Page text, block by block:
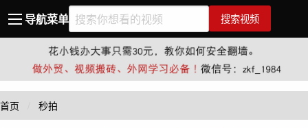
导航菜单 搜索视频
首页 秒拍